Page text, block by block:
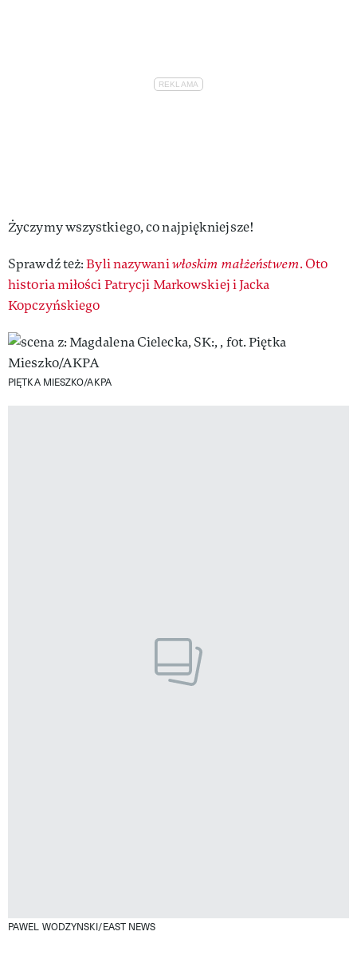
Życzymy wszystkiego, co najpiękniejsze!
Sprawdź też:Byli nazywaniwłoskim małżeństwem. Oto
historia miłości Patrycji Markowskiej i Jacka
Kopczyńskiego
PIĘTKA MIESZKO/AKPA
PAWEL WODZYNSKI/EAST NEWS